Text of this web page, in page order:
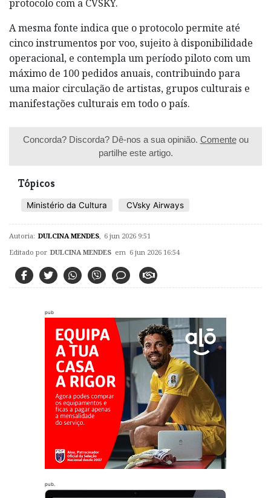
protocolo com a CVSKY.
A mesma fonte indica que o protocolo permite até
cinco instrumentos por voo, sujeito à disponibilidade
operacional, e contempla um período piloto com um
máximo de 100 pedidos anuais, contribuindo para
uma maior circulação de artistas, grupos culturais e
manifestações culturais em todo o país.
Concorda? Discorda? Dê-nos a sua opinião. Comenteou
partilhe este artigo.
Tópicos
​Ministério da Cultura CVsky Airways
Autoria: DULCINA MENDES, 6 jun 2026 9:51
Editado por DULCINA MENDES em 6 jun 2026 16:54
pub
pub.